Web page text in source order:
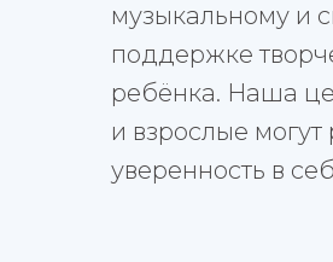
музыкальному и
поддержке
ребёнка. Наша
и взрослые
уверенность в